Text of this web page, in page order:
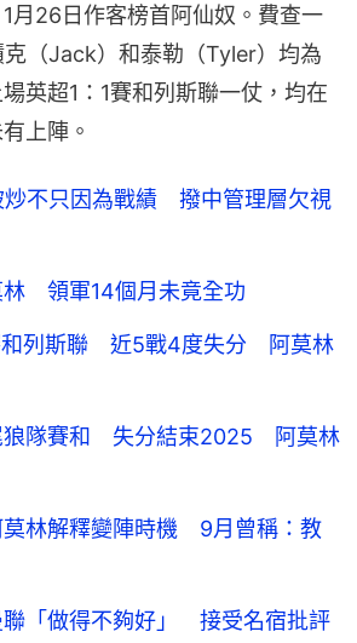
月26日作客榜首阿仙奴。費查一
（Jack）和泰勒（Tyler）均為
英超1：1賽和列斯聯一仗，均在
上陣。
炒不只因為戰績 撥中管理層欠視
林 領軍14個月未竟全功
和列斯聯 近5戰4度失分 阿莫林
狼隊賽和 失分結束2025 阿莫林
莫林解釋變陣時機 9月曾稱：教
聯「做得不夠好」 接受名宿批評